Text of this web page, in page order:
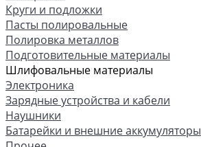
Круги и подложки
Пасты полировальные
Полировка металлов
Подготовительные материалы
Шлифовальные материалы
Электроника
Зарядные устройства и кабели
Наушники
Батарейки и внешние аккумуляторы